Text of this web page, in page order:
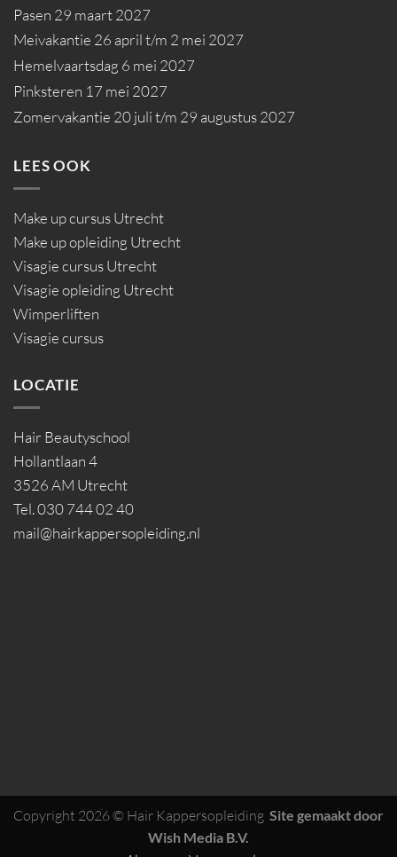
Pasen 29 maart 2027
Meivakantie 26 april t/m 2 mei 2027
Hemelvaartsdag 6 mei 2027
Pinksteren 17 mei 2027
Zomervakantie 20 juli t/m 29 augustus 2027
LEES OOK
Make up cursus Utrecht
Make up opleiding Utrecht
Visagie cursus Utrecht
Visagie opleiding Utrecht
Wimperliften
Visagie cursus
LOCATIE
Hair Beautyschool
Hollantlaan 4
3526 AM Utrecht
Tel. 030 744 02 40
mail@hairkappersopleiding.nl
Copyright 2026 © Hair Kappersopleiding Site gemaakt door
Wish Media B.V.